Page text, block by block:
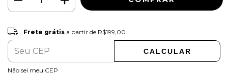
Frete grátis
Entregas para o CEP: ALTERAR CEP
Frete grátisa partir de R$199,00
CALCULAR
Não sei meu CEP